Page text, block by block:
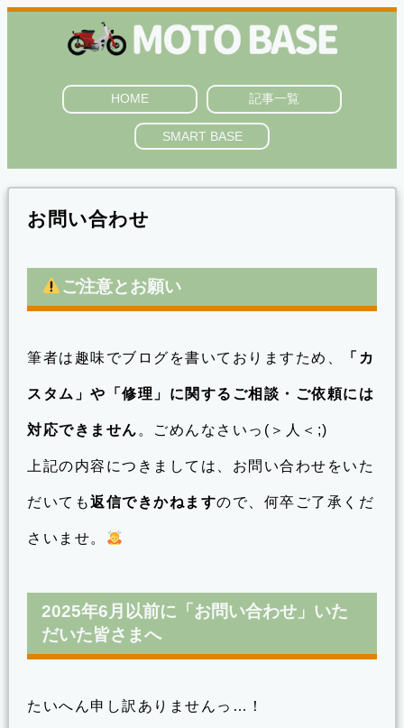
HOME 記事一覧
SMART BASE
お問い合わせ
ご注意とお願い
筆者は趣味でブログを書いておりますため、 「カ
スタム」や「修理」に関するご相談・ご依頼には
対応できません 。ごめんなさいっ(＞人＜;)
上記の内容につきましては、お問い合わせをいた
だいても返信できかねますので、何卒ご了承くだ
さいませ。
2025年6月以前に「お問い合わせ」いた
だいた皆さまへ
たいへん申し訳ありませんっ…！